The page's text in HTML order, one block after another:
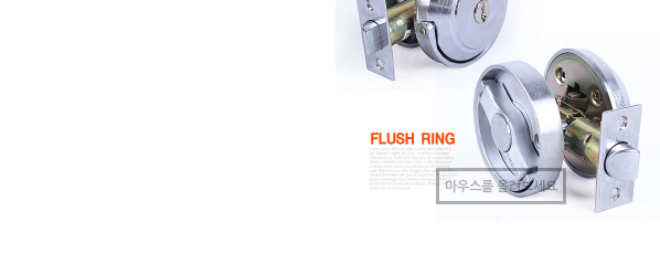
마우스를 올려보세요